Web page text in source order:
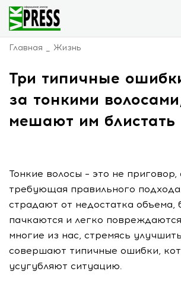
Главная Жизнь
Три типичные
за тонкими
мешают им блистать
Тонкие волосы – это не приговор,
требующая правильного
страдают от недостатка объема,
пачкаются и легко
многие из нас, стремясь
совершают типичные ошибки,
усугубляют ситуацию.